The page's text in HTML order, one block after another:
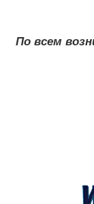
По всем